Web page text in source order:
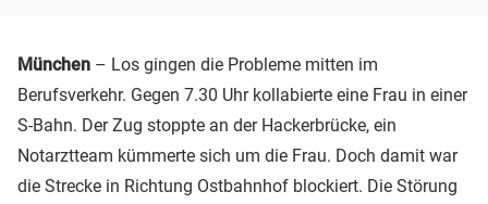
München – Los gingen die Probleme mitten im
Berufsverkehr. Gegen 7.30 Uhr kollabierte eine Frau in einer
S-Bahn. Der Zug stoppte an der Hackerbrücke, ein
Notarztteam kümmerte sich um die Frau. Doch damit war
die Strecke in Richtung Ostbahnhof blockiert. Die Störung